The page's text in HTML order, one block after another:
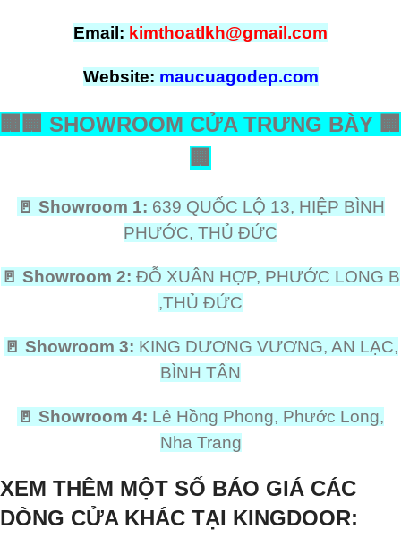
Email: kimthoatlkh@gmail.com
Website: maucuagodep.com
🏢 🏢 SHOWROOM CỬA TRƯNG BÀY 🏢
🏢
🚪 Showroom 1: 639 QUỐC LỘ 13, HIỆP BÌNH
PHƯỚC, THỦ ĐỨC
🚪 Showroom 2: ĐỖ XUÂN HỢP, PHƯỚC LONG B
,THỦ ĐỨC
🚪 Showroom 3: KING DƯƠNG VƯƠNG, AN LẠC,
BÌNH TÂN
🚪 Showroom 4: Lê Hồng Phong, Phước Long,
Nha Trang
XEM THÊM MỘT SỐ BÁO GIÁ CÁC
DÒNG CỬA KHÁC TẠI KINGDOOR: